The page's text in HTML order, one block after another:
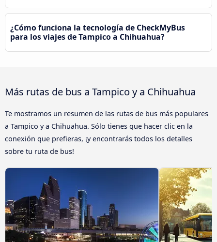
¿Cómo funciona la tecnología de CheckMyBus
para los viajes de Tampico a Chihuahua?
Más rutas de bus a Tampico y a Chihuahua
Te mostramos un resumen de las rutas de bus más populares
a Tampico y a Chihuahua. Sólo tienes que hacer clic en la
conexión que prefieras, ¡y encontrarás todos los detalles
sobre tu ruta de bus!